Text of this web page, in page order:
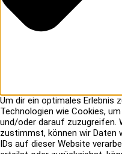
Um dir ein optimales Erlebnis
Technologien wie Cookies,
und/oder darauf zuzugreifen.
zustimmst, können wir Daten
IDs auf dieser Website